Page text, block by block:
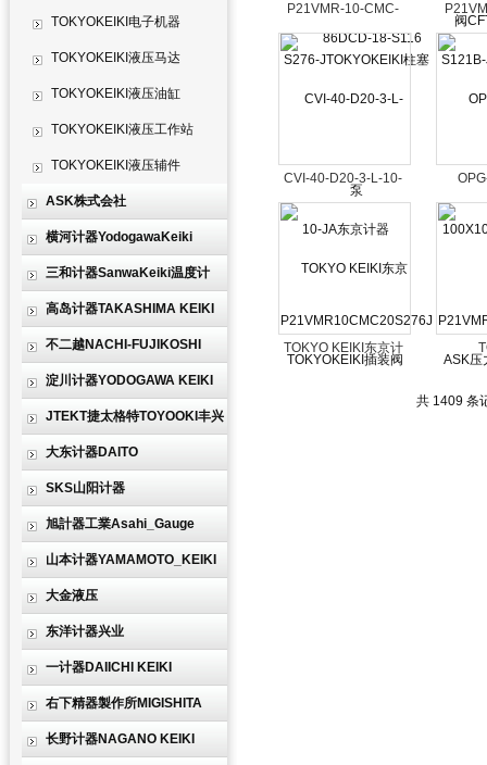
器 TOKYOKEIKI电子机器
TOKYOKEIKI液压马达
TOKYOKEIKI液压油缸
TOKYOKEIKI液压工作站
TOKYOKEIKI液压辅件
ASK株式会社
横河计器YodogawaKeiki
三和计器SanwaKeiki温度计
高岛计器TAKASHIMA KEIKI
不二越NACHI-FUJIKOSHI
淀川计器YODOGAWA KEIKI
JTEKT捷太格特TOYOOKI丰兴
大东计器DAITO
SKS山阳计器
旭計器工業Asahi_Gauge
山本计器YAMAMOTO_KEIKI
大金液压
东洋计器兴业
一计器DAIICHI KEIKI
右下精器製作所MIGISHITA
长野计器NAGANO KEIKI
P21VMR-10-CMC-
20-S276-
JTOKYOKEIKI柱塞泵
CVI-40-D20-3-L-10-
JA东京计器
TOKYOKEIKI插装阀
ASK压
TOKYO KEIKI东京计
共 1409 条